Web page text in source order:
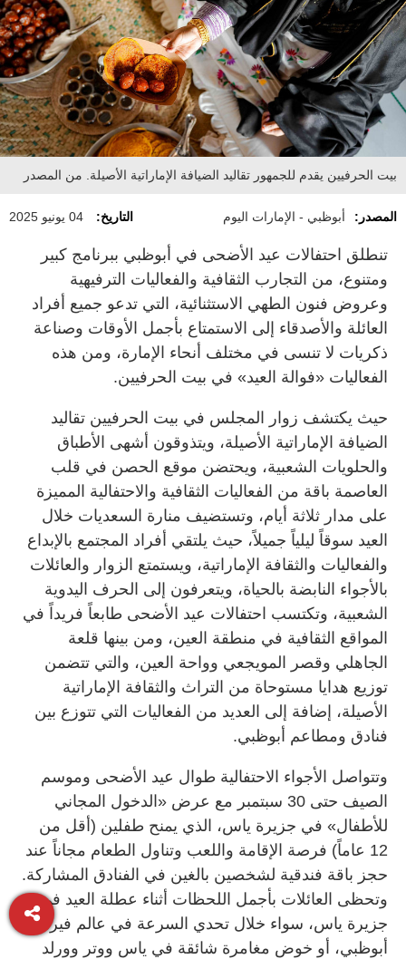
بيت الحرفيين يقدم للجمهور تقاليد الضيافة الإماراتية الأصيلة. من المصدر
المصدر: أبوظبي - الإمارات اليوم التاريخ: 04 يونيو 2025
تنطلق احتفالات عيد الأضحى في أبوظبي ببرنامج كبير
ومتنوع، من التجارب الثقافية والفعاليات الترفيهية
وعروض فنون الطهي الاستثنائية، التي تدعو جميع أفراد
العائلة والأصدقاء إلى الاستمتاع بأجمل الأوقات وصناعة
ذكريات لا تنسى في مختلف أنحاء الإمارة، ومن هذه
الفعاليات «فوالة العيد» في بيت الحرفيين.
حيث يكتشف زوار المجلس في بيت الحرفيين تقاليد
الضيافة الإماراتية الأصيلة، ويتذوقون أشهى الأطباق
والحلويات الشعبية، ويحتضن موقع الحصن في قلب
العاصمة باقة من الفعاليات الثقافية والاحتفالية المميزة
على مدار ثلاثة أيام، وتستضيف منارة السعديات خلال
العيد سوقاً ليلياً جميلاً، حيث يلتقي أفراد المجتمع بالإبداع
والفعاليات والثقافة الإماراتية، ويستمتع الزوار والعائلات
بالأجواء النابضة بالحياة، ويتعرفون إلى الحرف اليدوية
الشعبية، وتكتسب احتفالات عيد الأضحى طابعاً فريداً في
المواقع الثقافية في منطقة العين، ومن بينها قلعة
الجاهلي وقصر المويجعي وواحة العين، والتي تتضمن
توزيع هدايا مستوحاة من التراث والثقافة الإماراتية
الأصيلة، إضافة إلى العديد من الفعاليات التي تتوزع بين
فنادق ومطاعم أبوظبي.
وتتواصل الأجواء الاحتفالية طوال عيد الأضحى وموسم
الصيف حتى 30 سبتمبر مع عرض «الدخول المجاني
للأطفال» في جزيرة ياس، الذي يمنح طفلين (أقل من
12 عاماً) فرصة الإقامة واللعب وتناول الطعام مجاناً عند
حجز باقة فندقية لشخصين بالغين في الفنادق المشاركة.
وتحظى العائلات بأجمل اللحظات أثناء عطلة العيد في
جزيرة ياس، سواء خلال تحدي السرعة في عالم فيراري
أبوظبي، أو خوض مغامرة شائقة في ياس ووتر وورلد